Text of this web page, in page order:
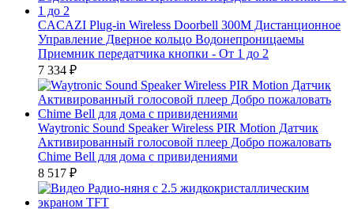
CACAZI Plug-in Wireless Doorbell 300M Дистанционное
Управление Дверное кольцо Водонепроницаемы
Приемник передатчика кнопки - От 1 до 2
7 334 ₽
Waytronic Sound Speaker Wireless PIR Motion Датчик
Активированный голосовой плеер Добро пожаловать
Chime Bell для дома с привидениями
8 517 ₽